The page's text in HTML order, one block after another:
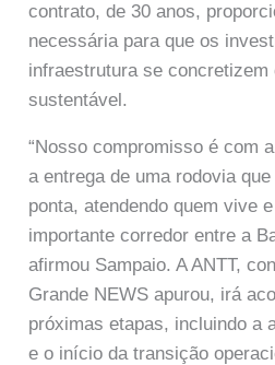
contrato, de 30 anos,
necessária para que os
infraestrutura se concretizem
sustentável.
“Nosso compromisso é com
a entrega de uma rodovia
ponta, atendendo quem vive
importante corredor entre a
afirmou Sampaio. A ANTT,
Grande NEWS apurou, irá
próximas etapas, incluindo a
e o início da transição